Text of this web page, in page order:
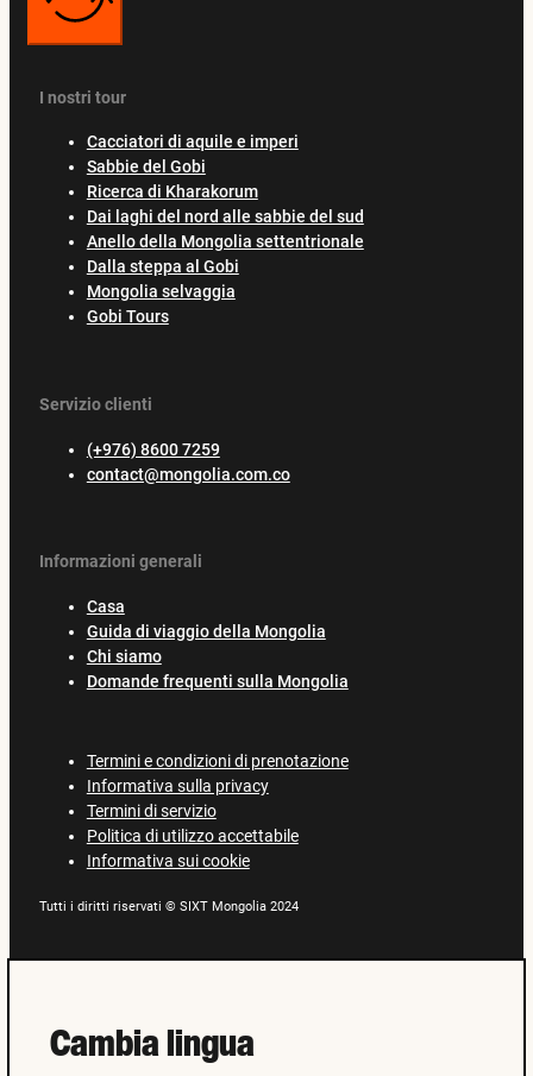
I nostri tour
Cacciatori di aquile e imperi
Sabbie del Gobi
Ricerca di Kharakorum
Dai laghi del nord alle sabbie del sud
Anello della Mongolia settentrionale
Dalla steppa al Gobi
Mongolia selvaggia
Gobi Tours
Servizio clienti
(+976) 8600 7259
contact@mongolia.com.co
Informazioni generali
Casa
Guida di viaggio della Mongolia
Chi siamo
Domande frequenti sulla Mongolia
Termini e condizioni di prenotazione
Informativa sulla privacy
Termini di servizio
Politica di utilizzo accettabile
Informativa sui cookie
Tutti i diritti riservati © SIXT Mongolia 2024
Cambia lingua